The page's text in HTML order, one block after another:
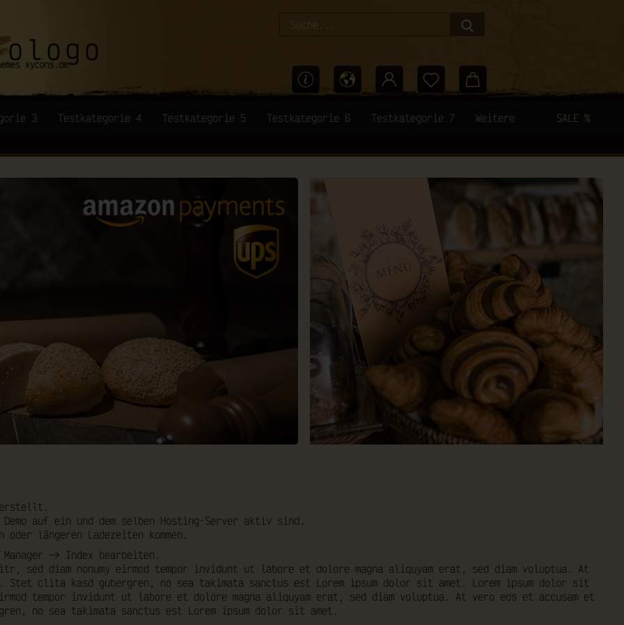
3 Testkategorie 4 Testkategorie 5 Testkategorie 6 Testkategorie 7 SALE %
Weitere
erstellt.
auf ein und dem selben Hosting-Server aktiv sind.
längeren Ladezeiten kommen.
-> Index bearbeiten.
sed diam nonumy eirmod tempor invidunt ut labore et dolore magna aliquyam erat, sed diam voluptua. At
Stet clita kasd gubergren, no sea takimata sanctus est Lorem ipsum dolor sit amet. Lorem ipsum dolor sit
tempor invidunt ut labore et dolore magna aliquyam erat, sed diam voluptua. At vero eos et accusam et
no sea takimata sanctus est Lorem ipsum dolor sit amet.